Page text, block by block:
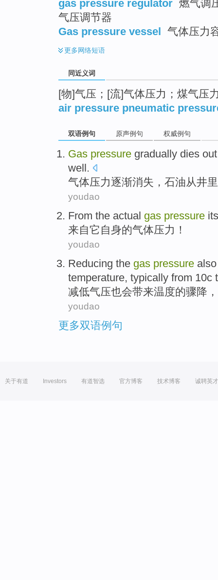
gas pressure regulator 燃气调
气压调节器
Gas pressure vessel 气体压力
更多网络短语
同近义词
[物]气压；[流]气体压力；煤气压
air pressure pneumatic
双语例句 原声例句 权威例句
Gas pressure gradually dies out
well .
气体压力逐渐消失 ， 石油从井
youdao
From the actual gas pressure
来自它自身的气体压力 ！
youdao
Reducing the gas pressure also
temperature, typically from 10c
减低气压也会带来温度的骤降 ，
youdao
更多双语例句
关于有道 Investors 有道智选 官方博客 技术博客 诚聘英才